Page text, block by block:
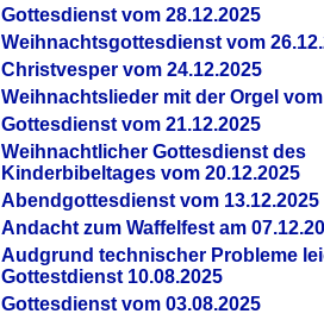
Gottesdienst vom 28.12.2025
Weihnachtsgottesdienst vom
Christvesper vom 24.12.2025
Weihnachtslieder mit der Orgel vom
Gottesdienst vom 21.12.2025
Weihnachtlicher Gottesdienst des
Kinderbibeltages vom 20.12.2025
Abendgottesdienst vom 13.12.2025
Andacht zum Waffelfest am
Audgrund technischer Probleme
Gottestdienst 10.08.2025
Gottesdienst vom 03.08.2025